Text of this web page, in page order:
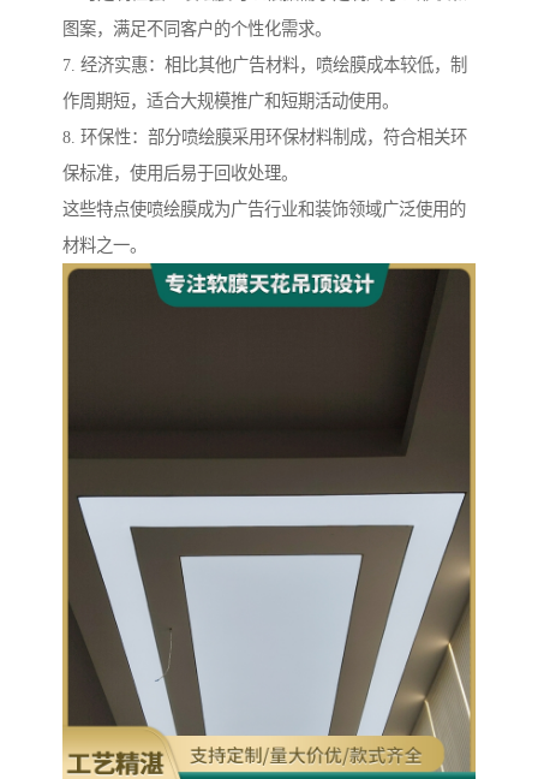
图案，满足不同客户的个性化需求。
7. 经济实惠：相比其他广告材料，喷绘膜成本较低，制
作周期短，适合大规模推广和短期活动使用。
8. 环保性：部分喷绘膜采用环保材料制成，符合相关环
保标准，使用后易于回收处理。
这些特点使喷绘膜成为广告行业和装饰领域广泛使用的
材料之一。